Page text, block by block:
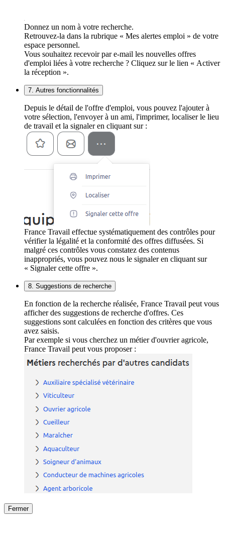
Donnez un nom à votre recherche.
Retrouvez-la dans la rubrique « Mes alertes emploi » de votre
espace personnel.
Vous souhaitez recevoir par e-mail les nouvelles offres
d'emploi liées à votre recherche ? Cliquez sur le lien « Activer
la réception ».
7. Autres fonctionnalités
Depuis le détail de l'offre d'emploi, vous pouvez l'ajouter à
votre sélection, l'envoyer à un ami, l'imprimer, localiser le lieu
de travail et la signaler en cliquant sur :
France Travail effectue systématiquement des contrôles pour
vérifier la légalité et la conformité des offres diffusées. Si
malgré ces contrôles vous constatez des contenus
inappropriés, vous pouvez nous le signaler en cliquant sur
« Signaler cette offre ».
8. Suggestions de recherche
En fonction de la recherche réalisée, France Travail peut vous
afficher des suggestions de recherche d'offres. Ces
suggestions sont calculées en fonction des critères que vous
avez saisis.
Par exemple si vous cherchez un métier d'ouvrier agricole,
France Travail peut vous proposer :
Fermer